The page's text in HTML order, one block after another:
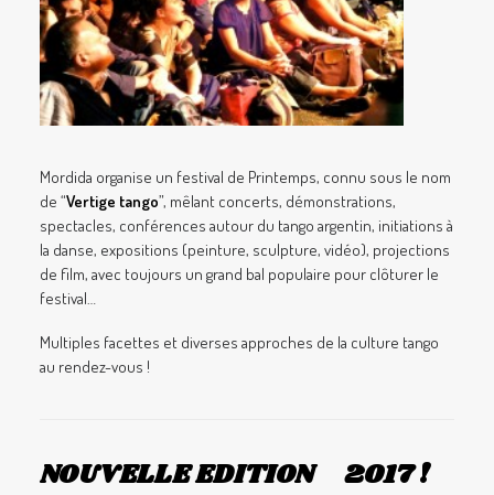
Mordida organise un festival de Printemps, connu sous le nom
de “Vertige tango”, mêlant concerts, démonstrations,
spectacles, conférences autour du tango argentin, initiations à
la danse, expositions (peinture, sculpture, vidéo), projections
de film, avec toujours un grand bal populaire pour clôturer le
festival…
Multiples facettes et diverses approches de la culture tango
au rendez-vous !
NOUVELLE EDITION 2017 !